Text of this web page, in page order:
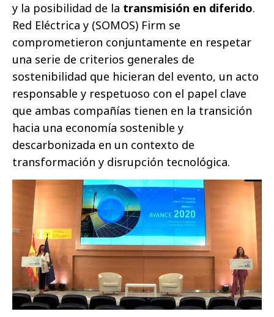
y la posibilidad de la transmisión en diferido.
Red Eléctrica y (SOMOS) Firm se
comprometieron conjuntamente en respetar
una serie de criterios generales de
sostenibilidad que hicieran del evento, un acto
responsable y respetuoso con el papel clave
que ambas compañías tienen en la transición
hacia una economía sostenible y
descarbonizada en un contexto de
transformación y disrupción tecnológica.